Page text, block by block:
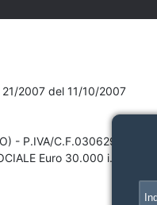
2007 del 11/10/2007
- P.IVA/C.F.03062910132
Euro 30.000 i.v.